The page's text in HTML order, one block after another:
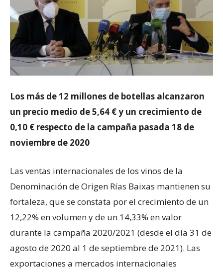
Los más de 12 millones de botellas alcanzaron
un precio medio de 5,64 € y un crecimiento de
0,10 € respecto de la campaña pasada 18 de
noviembre de 2020
Las ventas internacionales de los vinos de la
Denominación de Origen Rías Baixas mantienen su
fortaleza, que se constata por el crecimiento de un
12,22% en volumen y de un 14,33% en valor
durante la campaña 2020/2021 (desde el día 31 de
agosto de 2020 al 1 de septiembre de 2021). Las
exportaciones a mercados internacionales